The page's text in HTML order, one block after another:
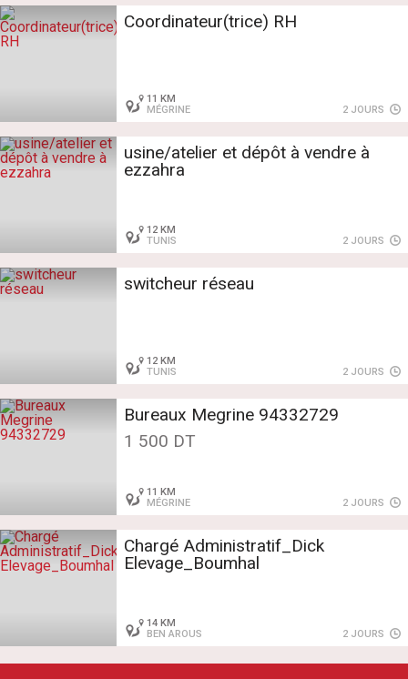
Coordinateur(trice) RH
11 KM
MÉGRINE
2 JOURS
usine/atelier et dépôt à vendre à
ezzahra
12 KM
TUNIS
2 JOURS
switcheur réseau
12 KM
TUNIS
2 JOURS
Bureaux Megrine 94332729
1 500 DT
11 KM
MÉGRINE
2 JOURS
Chargé Administratif_Dick
Elevage_Boumhal
14 KM
BEN AROUS
2 JOURS